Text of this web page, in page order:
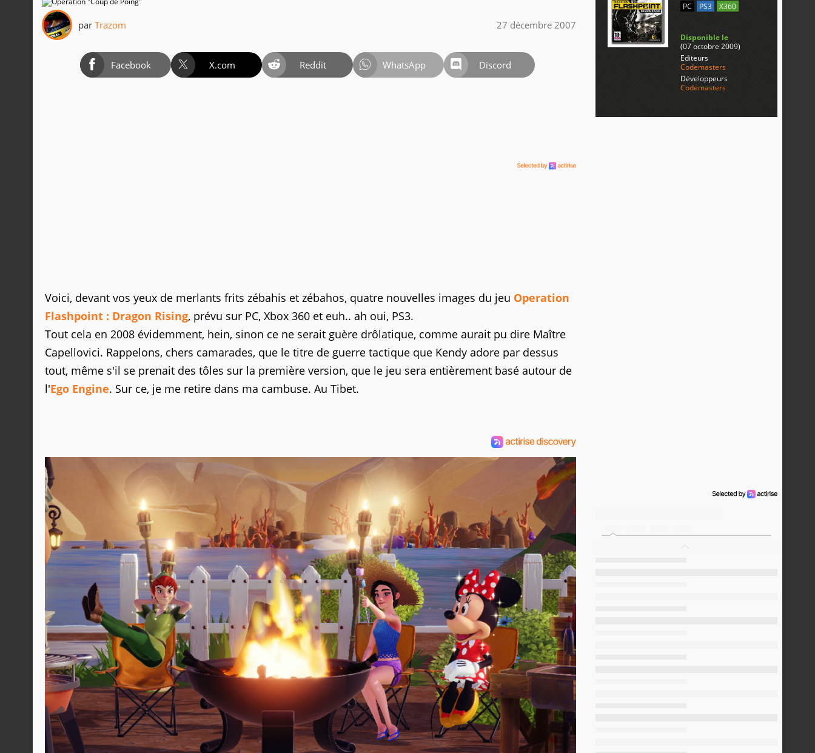
par Trazom 27 décembre 2007
Facebook X.com Reddit WhatsApp Discord
Voici, devant vos yeux de merlants frits zébahis et zébahos, quatre nouvelles images du jeu Operation
Flashpoint : Dragon Rising, prévu sur PC, Xbox 360 et euh.. ah oui, PS3.
Tout cela en 2008 évidemment, hein, sinon ce ne serait guère drôlatique, comme aurait pu dire Maître
Capellovici. Rappelons, chers camarades, que le titre de guerre tactique que Kendy adore par dessus
tout, même s'il se prenait des tôles sur la première version, que le jeu sera entièrement basé autour de
l'Ego Engine. Sur ce, je me retire dans ma cambuse. Au Tibet.
PC PS3 X360
Disponible le
(07 octobre 2009)
Editeurs
Codemasters
Développeurs
Codemasters